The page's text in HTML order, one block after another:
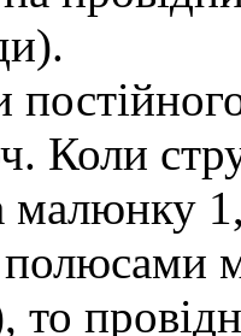
Коли
малюнку
то